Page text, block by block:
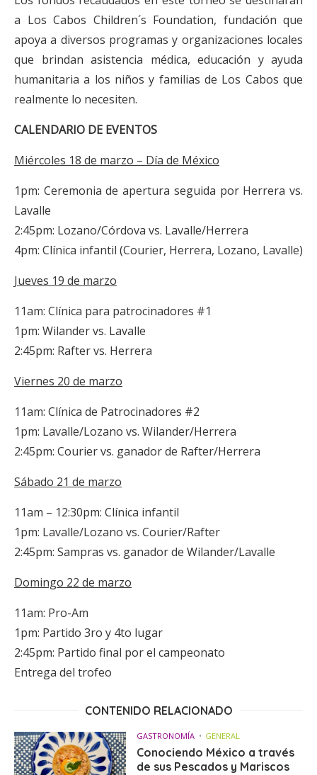
a Los Cabos Children´s Foundation, fundación que
apoya a diversos programas y organizaciones locales
que brindan asistencia médica, educación y ayuda
humanitaria a los niños y familias de Los Cabos que
realmente lo necesiten.
CALENDARIO DE EVENTOS
Miércoles 18 de marzo – Día de México
1pm: Ceremonia de apertura seguida por Herrera vs.
Lavalle
2:45pm: Lozano/Córdova vs. Lavalle/Herrera
4pm: Clínica infantil (Courier, Herrera, Lozano, Lavalle)
Jueves 19 de marzo
11am: Clínica para patrocinadores #1
1pm: Wilander vs. Lavalle
2:45pm: Rafter vs. Herrera
Viernes 20 de marzo
11am: Clínica de Patrocinadores #2
1pm: Lavalle/Lozano vs. Wilander/Herrera
2:45pm: Courier vs. ganador de Rafter/Herrera
Sábado 21 de marzo
11am – 12:30pm: Clínica infantil
1pm: Lavalle/Lozano vs. Courier/Rafter
2:45pm: Sampras vs. ganador de Wilander/Lavalle
Domingo 22 de marzo
11am: Pro-Am
1pm: Partido 3ro y 4to lugar
2:45pm: Partido final por el campeonato
Entrega del trofeo
CONTENIDO RELACIONADO
GASTRONOMÍA GENERAL
Conociendo México a través
de sus Pescados y Mariscos